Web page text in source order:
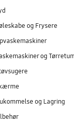
og Frysere
og
og Lagring